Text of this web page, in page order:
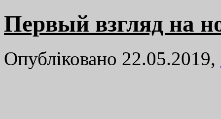
Первый взгляд на
Опубліковано 22.05.2019,